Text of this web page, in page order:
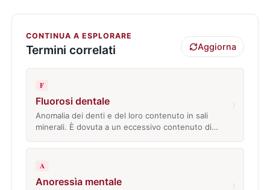
CONTINUA A ESPLORARE
Termini correlati Aggiorna
F
Fluorosi dentale
Anomalia dei denti e del loro contenuto in sali
minerali. È dovuta a un eccessivo contenuto di…
A
Anoressìa mentale